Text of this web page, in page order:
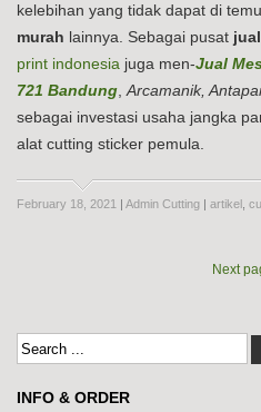
kelebihan yang tidak dapat di
murah lainnya. Sebagai pusat
print indonesia juga men-Jual
721 Bandung,Arcamanik,
sebagai investasi usaha jangka
alat cutting sticker pemula.
February 18, 2021 Admin Cutting artikel
Next
INFO & ORDER